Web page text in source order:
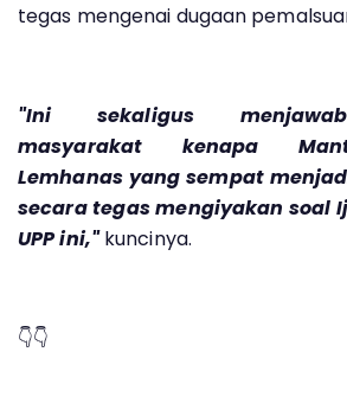
tegas mengenai dugaan
"Ini sekaligus
masyarakat kenapa
Lemhanas yang sempat
secara tegas mengiyakan soal
UPP ini,"kuncinya.
👇👇